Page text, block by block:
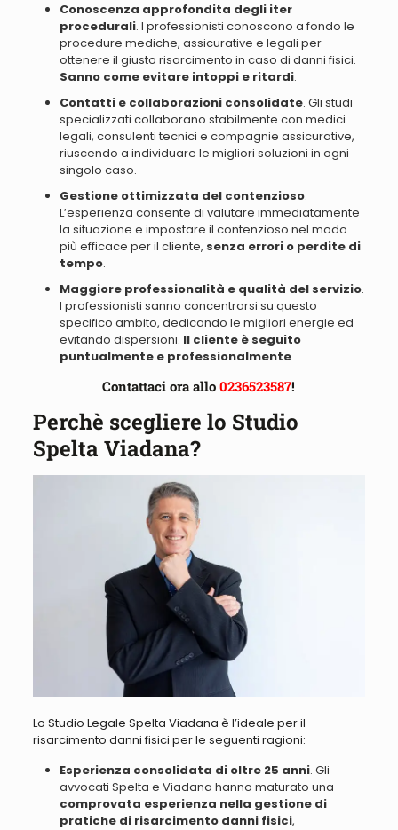
Conoscenza approfondita degli iter
procedurali. I professionisti conoscono a fondo le
procedure mediche, assicurative e legali per
ottenere il giusto risarcimento in caso di danni fisici.
Sanno come evitare intoppi e ritardi.
Contatti e collaborazioni consolidate. Gli studi
specializzati collaborano stabilmente con medici
legali, consulenti tecnici e compagnie assicurative,
riuscendo a individuare le migliori soluzioni in ogni
singolo caso.
Gestione ottimizzata del contenzioso.
L’esperienza consente di valutare immediatamente
la situazione e impostare il contenzioso nel modo
più efficace per il cliente, senza errori o perdite di
tempo.
Maggiore professionalità e qualità del servizio.
I professionisti sanno concentrarsi su questo
specifico ambito, dedicando le migliori energie ed
evitando dispersioni. Il cliente è seguito
puntualmente e professionalmente.
Contattaci ora allo0236523587!
Perchè scegliere lo Studio
Spelta Viadana?
Lo Studio Legale Spelta Viadana è l’ideale per il
risarcimento danni fisici per le seguenti ragioni:
Esperienza consolidata di oltre 25 anni. Gli
avvocati Spelta e Viadana hanno maturato una
comprovata esperienza nella gestione di
pratiche di risarcimento danni fisici,